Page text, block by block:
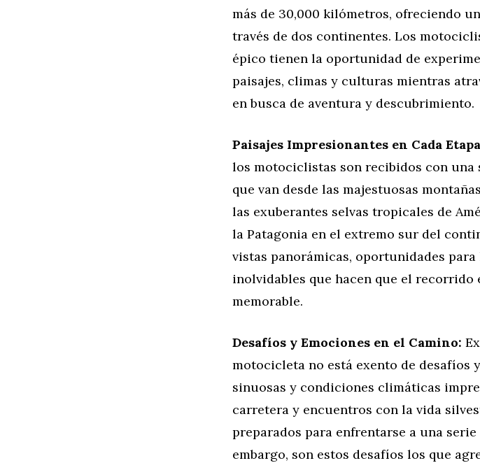
más de 30,000 kilómetros, ofreciendo
través de dos continentes. Los
épico tienen la oportunidad de
paisajes, climas y culturas mientras
en busca de aventura y descubrimiento.
Paisajes Impresionantes en Cada
los motociclistas son recibidos con una
que van desde las majestuosas
las exuberantes selvas tropicales de
la Patagonia en el extremo sur del
vistas panorámicas, oportunidades
inolvidables que hacen que el
memorable.
Desafíos y Emociones en el Camino:
motocicleta no está exento de desafíos
sinuosas y condiciones climáticas
carretera y encuentros con la vida
preparados para enfrentarse a una
embargo, son estos desafíos los que